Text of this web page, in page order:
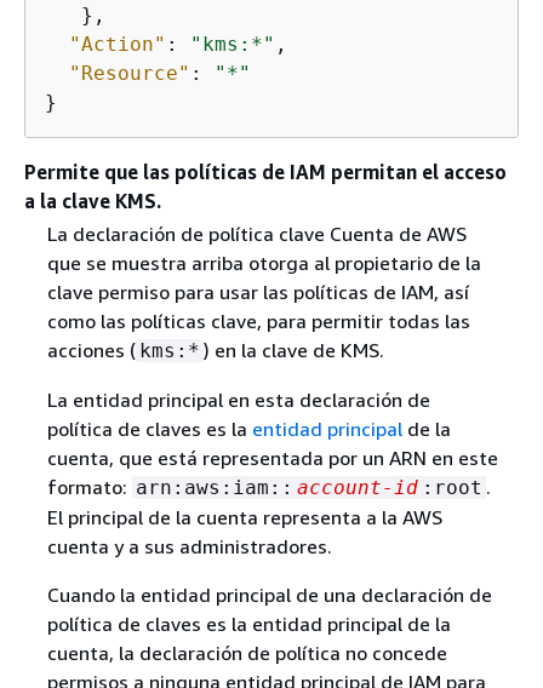
   },
"Action" : "kms:*" ,
"Resource" :
"*"
}
Permite que las políticas de IAM permitan el acceso
a la clave KMS.
La declaración de política clave Cuenta de AWS
que se muestra arriba otorga al propietario de la
clave permiso para usar las políticas de IAM, así
como las políticas clave, para permitir todas las
acciones ( kms:* ) en la clave de KMS.
La entidad principal en esta declaración de
política de claves es la entidad principalde la
cuenta, que está representada por un ARN en este
formato: arn:aws:iam:: account-id :root .
El principal de la cuenta representa a la AWS
cuenta y a sus administradores.
Cuando la entidad principal de una declaración de
política de claves es la entidad principal de la
cuenta, la declaración de política no concede
permisos a ninguna entidad principal de IAM para